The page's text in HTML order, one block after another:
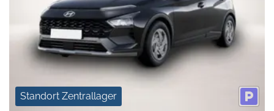
Standort Zentrallager